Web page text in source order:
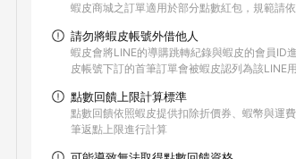
蝦皮商城之訂單適用於部分點數紅包，規範請
請勿將蝦皮帳號外借他人
蝦皮會將LINE的導購跳轉紀錄與蝦皮的會員ID
皮帳號下訂的首筆訂單會被蝦皮認列為該LINE
點數回饋上限計算標準
點數回饋依照蝦皮提供扣除折價券、蝦幣與運
筆返點上限進行計算